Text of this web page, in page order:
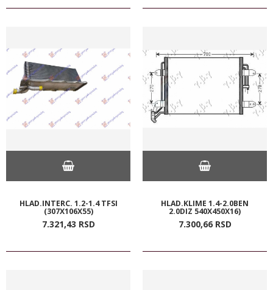
HLAD.INTERC. 1.2-1.4 TFSI
(307X106X55)
7.321,43 RSD
HLAD.KLIME 1.4-2.0BEN
2.0DIZ 540X450X16)
7.300,66 RSD